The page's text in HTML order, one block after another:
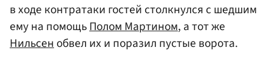
в ходе контратаки гостей столкнулся с шедшим
ему на помощьПолом Мартином, а тот же
Нильсенобвел их и поразил пустые ворота.